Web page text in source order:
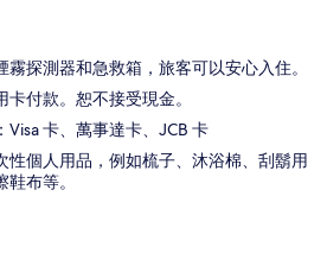
探測器和急救箱，旅客可以安心入住。
付款。恕不接受現金。
Visa 卡、萬事達卡、JCB 卡
性個人用品，例如梳子、沐浴棉、刮鬍用
布等。